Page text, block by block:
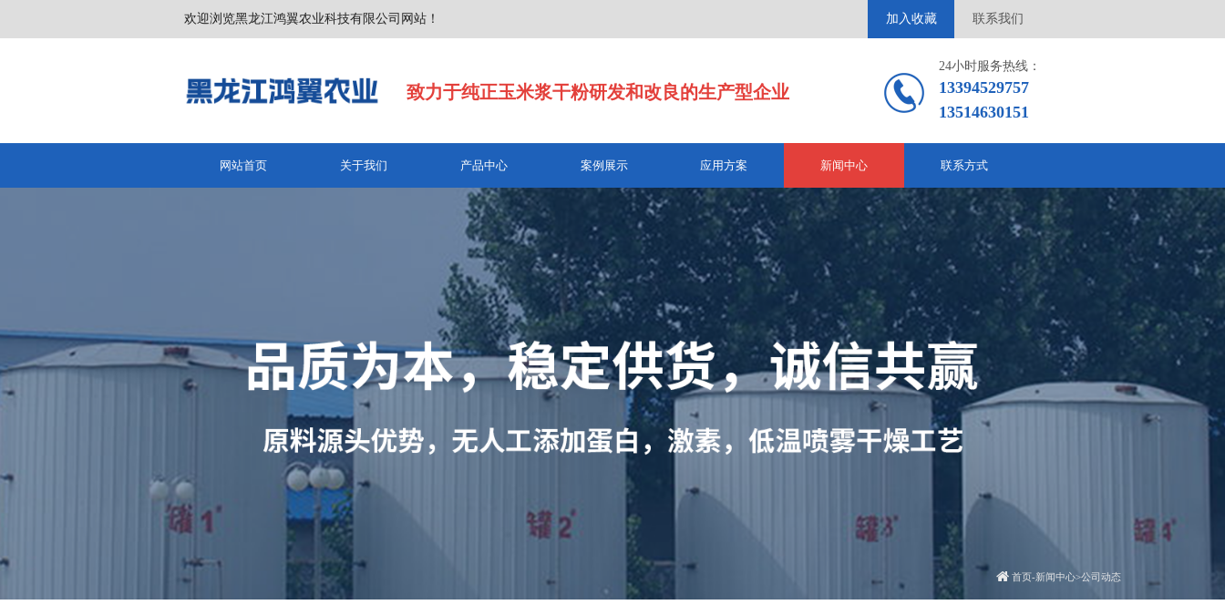
欢迎浏览黑龙江鸿翼农业科技有限公司网站！ 加入收藏 联系我们
致力于纯正玉米浆干粉研发和改良的生产型企业
24小时服务热线：
13394529757
13514630151
网站首页 关于我们 产品中心 案例展示 应用方案 新闻中心 联系方式
首页-新闻中心>公司动态